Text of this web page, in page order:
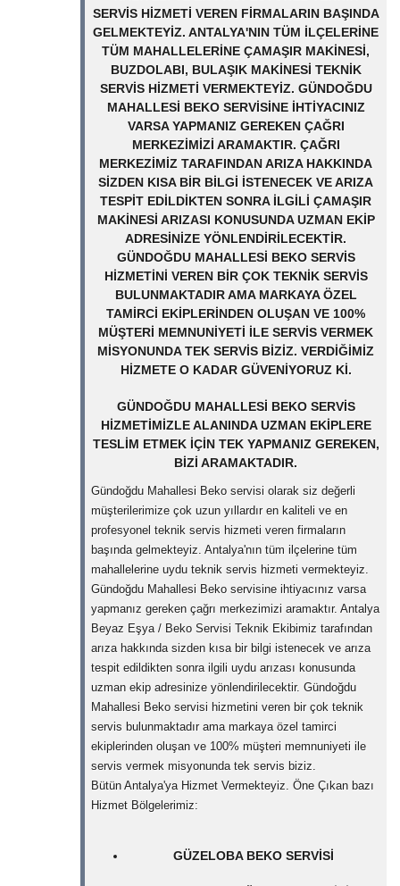
SERVIS HIZMETI VEREN FIRMALARIN BAŞINDA
GELMEKTEYIZ. ANTALYA'NIN TÜM ILÇELERINE
TÜM MAHALLELERINE ÇAMAŞIR MAKINESI,
BUZDOLABI, BULAŞIK MAKINESI TEKNIK
SERVIS HIZMETI VERMEKTEYIZ. GÜNDOĞDU
MAHALLESI BEKO SERVISINE IHTIYACINIZ
VARSA YAPMANIZ GEREKEN ÇAĞRI
MERKEZIMIZI ARAMAKTIR. ÇAĞRI
MERKEZIMIZ TARAFINDAN ARIZA HAKKINDA
SIZDEN KISA BIR BILGI ISTENECEK VE ARIZA
TESPIT EDILDIKTEN SONRA ILGILI ÇAMAŞIR
MAKINESI ARIZASI KONUSUNDA UZMAN EKIP
ADRESINIZE YÖNLENDIRILECEKTIR.
GÜNDOĞDU MAHALLESI BEKO SERVIS
HIZMETINI VEREN BIR ÇOK TEKNIK SERVIS
BULUNMAKTADIR AMA MARKAYA ÖZEL
TAMIRCI EKIPLERINDEN OLUŞAN VE 100%
MÜŞTERI MEMNUNIYETI ILE SERVIS VERMEK
MISYONUNDA TEK SERVIS BIZIZ. VERDIĞIMIZ
HIZMETE O KADAR GÜVENIYORUZ KI.
GÜNDOĞDU MAHALLESI BEKO SERVIS
HIZMETIMIZLE ALANINDA UZMAN EKIPLERE
TESLIM ETMEK IÇIN TEK YAPMANIZ GEREKEN,
BIZI ARAMAKTADIR.
Gündoğdu Mahallesi Beko servisi olarak siz değerli
müşterilerimize çok uzun yıllardır en kaliteli ve en
profesyonel teknik servis hizmeti veren firmaların
başında gelmekteyiz. Antalya'nın tüm ilçelerine tüm
mahallelerine uydu teknik servis hizmeti vermekteyiz.
Gündoğdu Mahallesi Beko servisine ihtiyacınız varsa
yapmanız gereken çağrı merkezimizi aramaktır. Antalya
Beyaz Eşya / Beko Servisi Teknik Ekibimiz tarafından
arıza hakkında sizden kısa bir bilgi istenecek ve arıza
tespit edildikten sonra ilgili uydu arızası konusunda
uzman ekip adresinize yönlendirilecektir. Gündoğdu
Mahallesi Beko servisi hizmetini veren bir çok teknik
servis bulunmaktadır ama markaya özel tamirci
ekiplerinden oluşan ve 100% müşteri memnuniyeti ile
servis vermek misyonunda tek servis biziz.
Bütün Antalya'ya Hizmet Vermekteyiz. Öne Çıkan bazı
Hizmet Bölgelerimiz:
GÜZELOBA BEKO SERVISI